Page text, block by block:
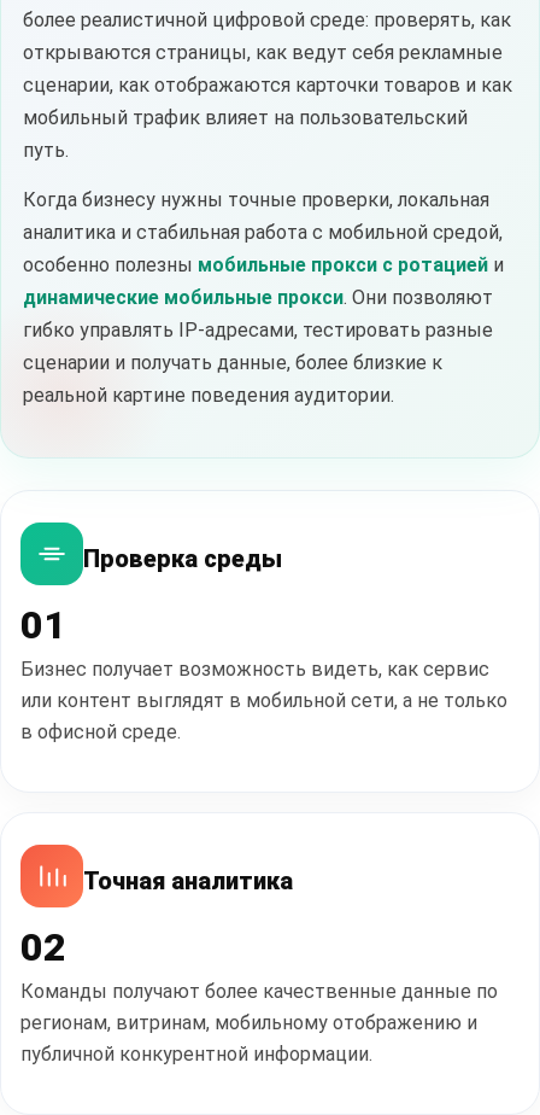
более реалистичной цифровой среде: проверять, как
открываются страницы, как ведут себя рекламные
сценарии, как отображаются карточки товаров и как
мобильный трафик влияет на пользовательский
путь.
Когда бизнесу нужны точные проверки, локальная
аналитика и стабильная работа с мобильной средой,
особенно полезны мобильные прокси с ротацией и
динамические мобильные прокси. Они позволяют
гибко управлять IP-адресами, тестировать разные
сценарии и получать данные, более близкие к
реальной картине поведения аудитории.
Проверка среды
01
Бизнес получает возможность видеть, как сервис
или контент выглядят в мобильной сети, а не только
в офисной среде.
Точная аналитика
02
Команды получают более качественные данные по
регионам, витринам, мобильному отображению и
публичной конкурентной информации.